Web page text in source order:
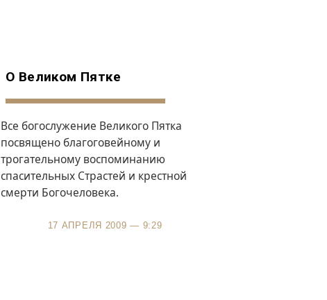
О Великом Пятке
Все богослужение Великого Пятка
посвящено благоговейному и
трогательному воспоминанию
спасительных Страстей и крестной
смерти Богочеловека.
17 АПРЕЛЯ 2009 — 9:29